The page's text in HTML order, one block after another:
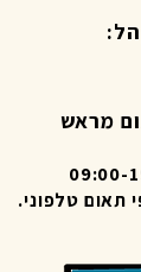
מראש
תאום טלפוני.